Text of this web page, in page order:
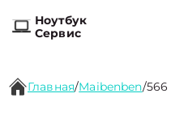
Ноутбук
Сервис
Главная/Maibenben/566